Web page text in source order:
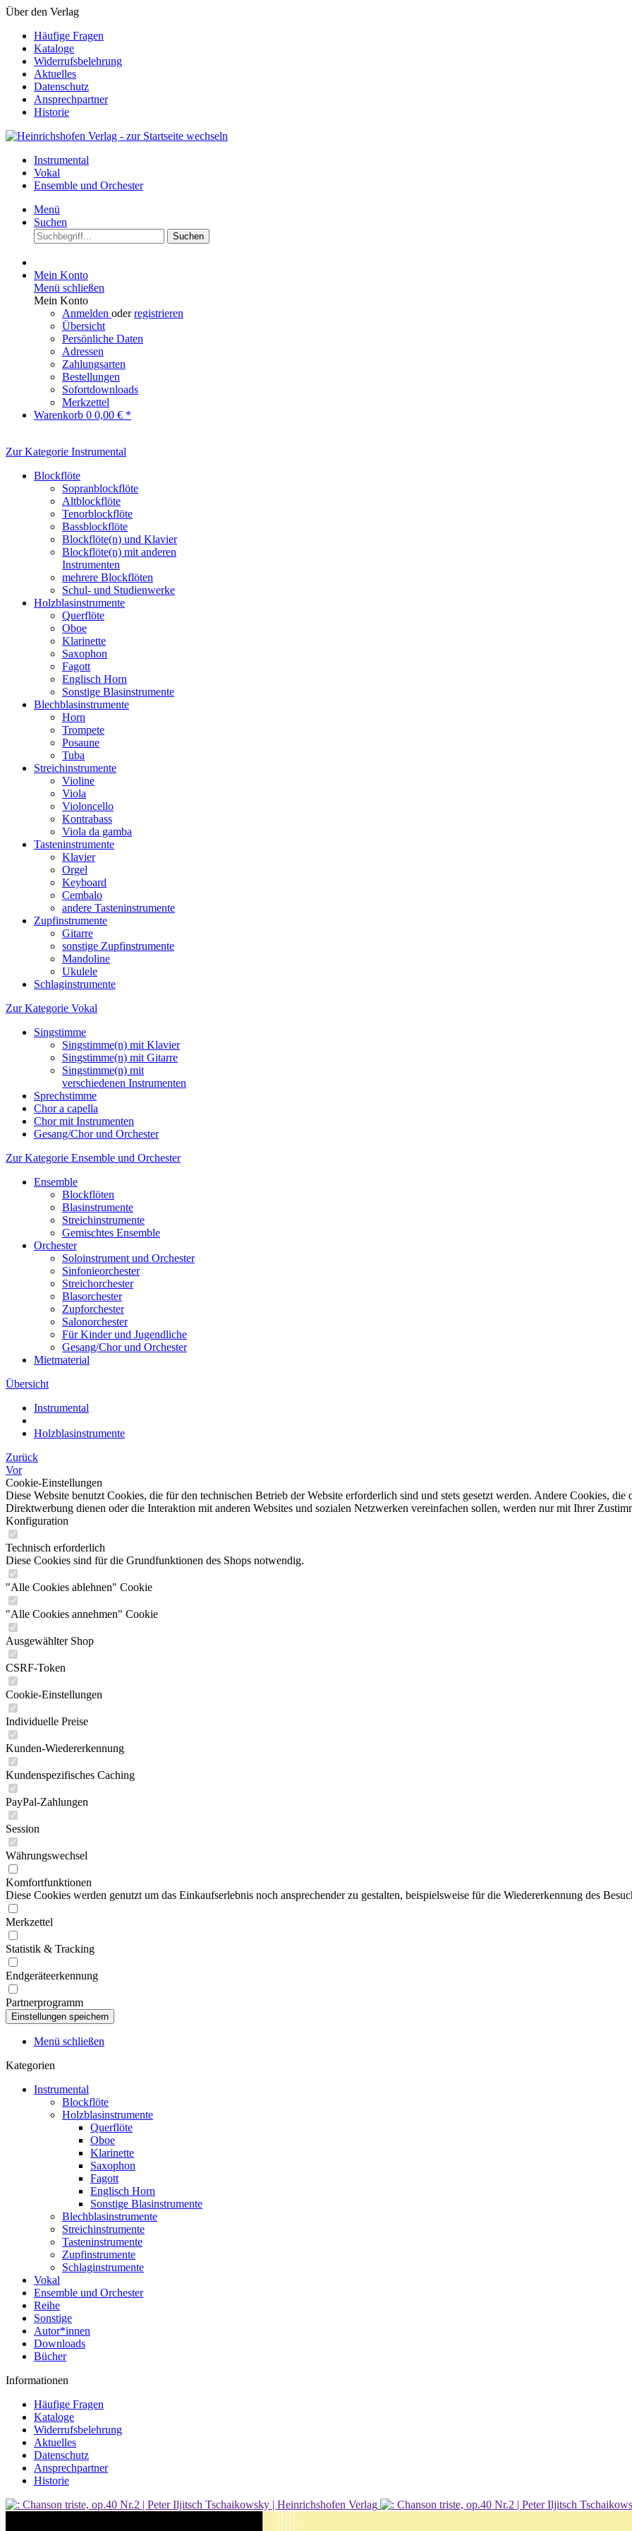
Über den Verlag
Häufige Fragen
Kataloge
Widerrufsbelehrung
Aktuelles
Datenschutz
Ansprechpartner
Historie
Instrumental
Vokal
Ensemble und Orchester
Menü
Suchen
Suchen
Mein Konto
Menü schließen
Mein Konto
Anmelden oderregistrieren
Übersicht
Persönliche Daten
Adressen
Zahlungsarten
Bestellungen
Sofortdownloads
Merkzettel
Warenkorb 0 0,00 € *
Zur Kategorie Instrumental
Blockflöte
Sopranblockflöte
Altblockflöte
Tenorblockflöte
Bassblockflöte
Blockflöte(n) und Klavier
Blockflöte(n) mit anderen
Instrumenten
mehrere Blockflöten
Schul- und Studienwerke
Holzblasinstrumente
Querflöte
Oboe
Klarinette
Saxophon
Fagott
Englisch Horn
Sonstige Blasinstrumente
Blechblasinstrumente
Horn
Trompete
Posaune
Tuba
Streichinstrumente
Violine
Viola
Violoncello
Kontrabass
Viola da gamba
Tasteninstrumente
Klavier
Orgel
Keyboard
Cembalo
andere Tasteninstrumente
Zupfinstrumente
Gitarre
sonstige Zupfinstrumente
Mandoline
Ukulele
Schlaginstrumente
Zur Kategorie Vokal
Singstimme
Singstimme(n) mit Klavier
Singstimme(n) mit Gitarre
Singstimme(n) mit
verschiedenen Instrumenten
Sprechstimme
Chor a capella
Chor mit Instrumenten
Gesang/Chor und Orchester
Zur Kategorie Ensemble und Orchester
Ensemble
Blockflöten
Blasinstrumente
Streichinstrumente
Gemischtes Ensemble
Orchester
Soloinstrument und Orchester
Sinfonieorchester
Streichorchester
Blasorchester
Zupforchester
Salonorchester
Für Kinder und Jugendliche
Gesang/Chor und Orchester
Mietmaterial
Übersicht
Instrumental
Holzblasinstrumente
Zurück
Vor
Cookie-Einstellungen
Diese Website benutzt Cookies, die für den technischen Betrieb der Website erforderlich sind und stets gesetzt werden. Andere Cookies,
Direktwerbung dienen oder die Interaktion mit anderen Websites und sozialen Netzwerken vereinfachen sollen, werden nur mit Ihrer
Konfiguration
Technisch erforderlich
Diese Cookies sind für die Grundfunktionen des Shops notwendig.
"Alle Cookies ablehnen" Cookie
"Alle Cookies annehmen" Cookie
Ausgewählter Shop
CSRF-Token
Cookie-Einstellungen
Individuelle Preise
Kunden-Wiedererkennung
Kundenspezifisches Caching
PayPal-Zahlungen
Session
Währungswechsel
Komfortfunktionen
Diese Cookies werden genutzt um das Einkaufserlebnis noch ansprechender zu gestalten, beispielsweise für die Wiedererkennung des
Merkzettel
Statistik & Tracking
Endgeräteerkennung
Partnerprogramm
Menü schließen
Kategorien
Instrumental
Blockflöte
Holzblasinstrumente
Querflöte
Oboe
Klarinette
Saxophon
Fagott
Englisch Horn
Sonstige Blasinstrumente
Blechblasinstrumente
Streichinstrumente
Tasteninstrumente
Zupfinstrumente
Schlaginstrumente
Vokal
Ensemble und Orchester
Reihe
Sonstige
Autor*innen
Downloads
Bücher
Informationen
Häufige Fragen
Kataloge
Widerrufsbelehrung
Aktuelles
Datenschutz
Ansprechpartner
Historie